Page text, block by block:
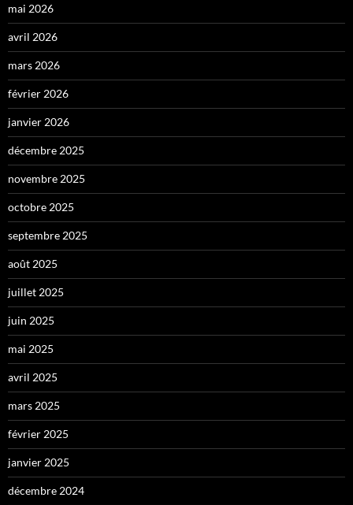
mai 2026
avril 2026
mars 2026
février 2026
janvier 2026
décembre 2025
novembre 2025
octobre 2025
septembre 2025
août 2025
juillet 2025
juin 2025
mai 2025
avril 2025
mars 2025
février 2025
janvier 2025
décembre 2024